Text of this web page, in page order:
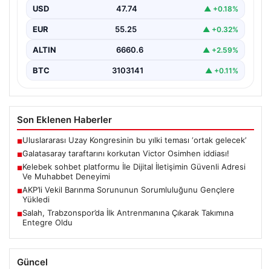
USD 47.74 ▲ +0.18%
EUR 55.25 ▲ +0.32%
ALTIN 6660.6 ▲ +2.59%
BTC 3103141 ▲ +0.11%
Son Eklenen Haberler
■Uluslararası Uzay Kongresinin bu yılki teması ‘ortak gelecek’
■Galatasaray taraftarını korkutan Victor Osimhen iddiası!
■Kelebek sohbet platformu İle Dijital İletişimin Güvenli Adresi
Ve Muhabbet Deneyimi
■AKP’li Vekil Barınma Sorununun Sorumluluğunu Gençlere
Yükledi
■Salah, Trabzonspor’da İlk Antrenmanına Çıkarak Takımına
Entegre Oldu
Güncel